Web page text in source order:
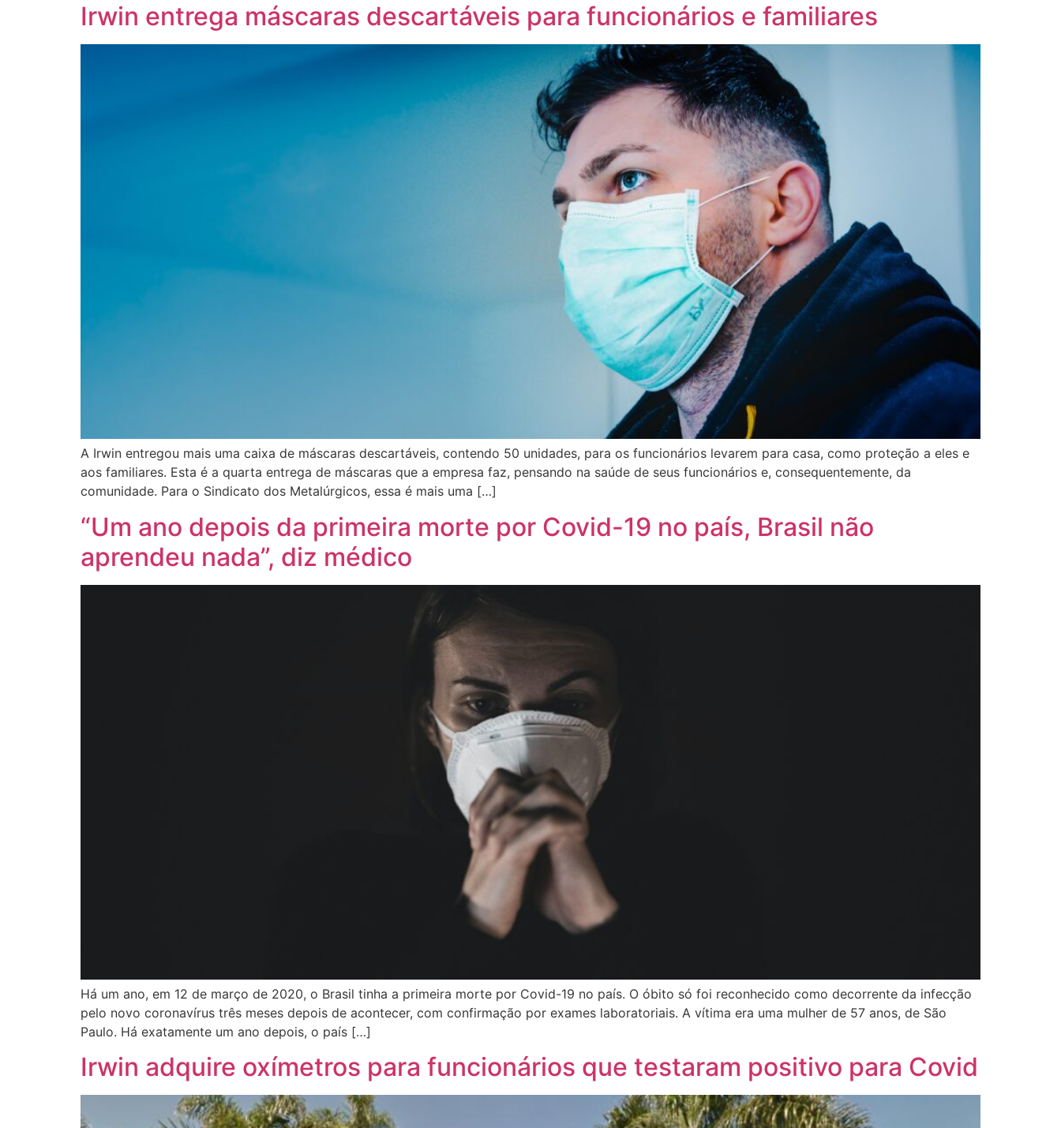
Irwin entrega máscaras descartáveis para funcionários e familiares
A Irwin entregou mais uma caixa de máscaras descartáveis, contendo 50 unidades, para os funcionários levarem para casa, como proteção a eles e
aos familiares. Esta é a quarta entrega de máscaras que a empresa faz, pensando na saúde de seus funcionários e, consequentemente, da
comunidade. Para o Sindicato dos Metalúrgicos, essa é mais uma […]
“Um ano depois da primeira morte por Covid-19 no país, Brasil não
aprendeu nada”, diz médico
Há um ano, em 12 de março de 2020, o Brasil tinha a primeira morte por Covid-19 no país. O óbito só foi reconhecido como decorrente da infecção
pelo novo coronavírus três meses depois de acontecer, com confirmação por exames laboratoriais. A vítima era uma mulher de 57 anos, de São
Paulo. Há exatamente um ano depois, o país […]
Irwin adquire oxímetros para funcionários que testaram positivo para Covid